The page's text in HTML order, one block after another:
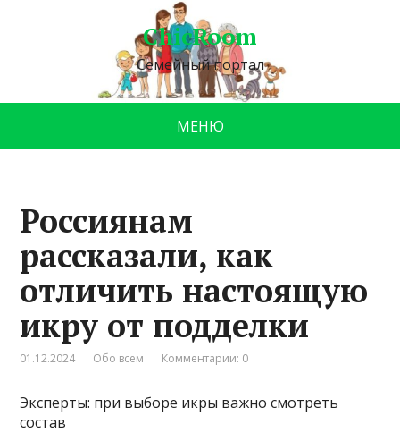
ChicRoom
Семейный портал
МЕНЮ
Россиянам
рассказали, как
отличить настоящую
икру от подделки
01.12.2024 Обо всем Комментарии: 0
Эксперты: при выборе икры важно смотреть
состав